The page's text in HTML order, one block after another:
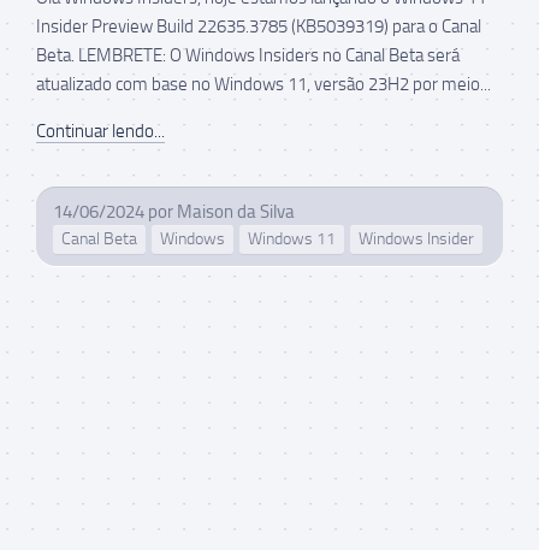
Insider Preview Build 22635.3785 (KB5039319) para o Canal
Beta. LEMBRETE: O Windows Insiders no Canal Beta será
atualizado com base no Windows 11, versão 23H2 por meio...
Continuar lendo...
14/06/2024 por Maison da Silva
Canal Beta Windows Windows 11 Windows Insider